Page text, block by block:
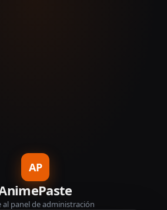
AP
al panel de administración